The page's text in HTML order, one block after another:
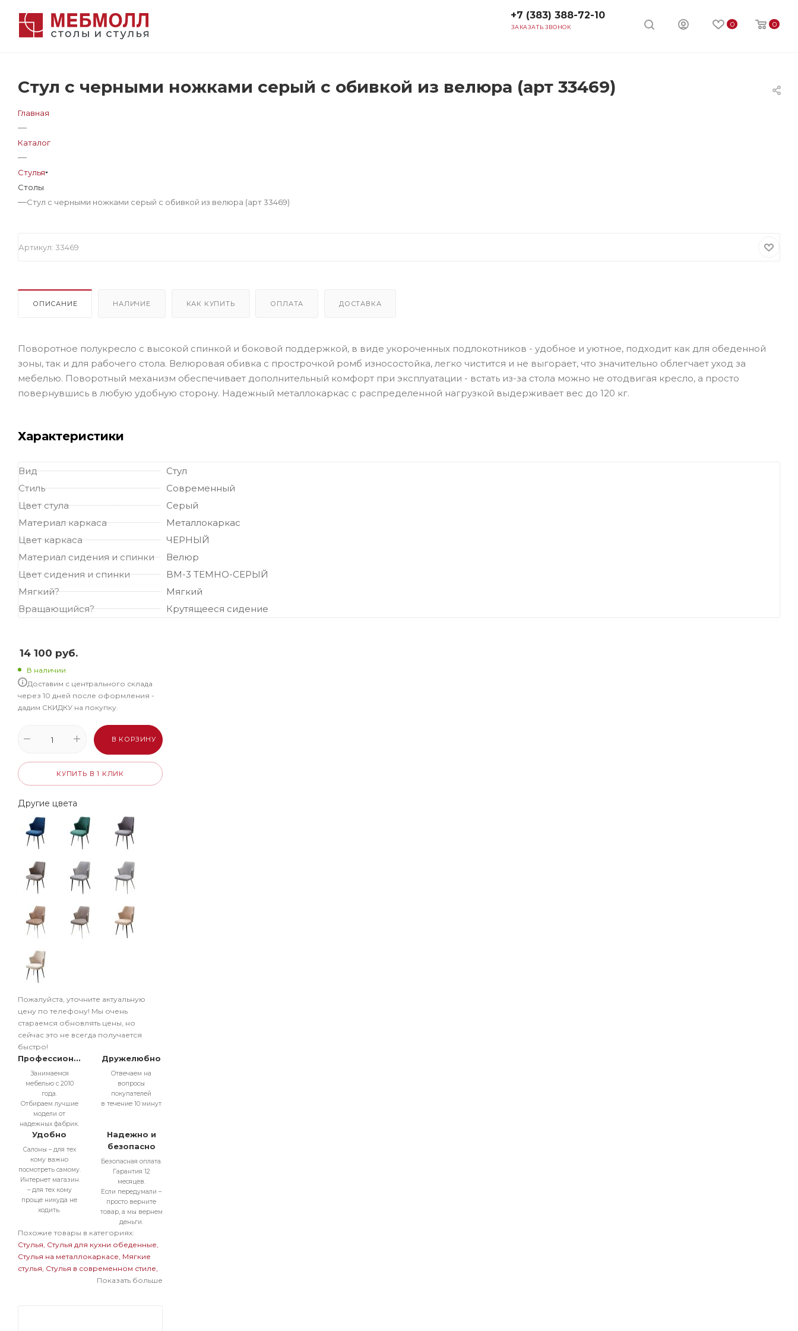
0 0
+7 (383) 388-72-10
ЗАКАЗАТЬ ЗВОНОК
Стул с черными ножками серый с обивкой из велюра (арт 33469)
Главная
—
Каталог
—
Стулья
Столы
—Стул с черными ножками серый с обивкой из велюра (арт 33469)
Артикул: 33469
ОПИСАНИЕ НАЛИЧИЕ КАК КУПИТЬ ОПЛАТА ДОСТАВКА
Поворотное полукресло с высокой спинкой и боковой поддержкой, в виде укороченных подлокотников - удобное и уютное, подходит как для обеденной
зоны, так и для рабочего стола. Велюровая обивка с прострочкой ромб износостойка, легко чистится и не выгорает, что значительно облегчает уход за
мебелью. Поворотный механизм обеспечивает дополнительный комфорт при эксплуатации - встать из-за стола можно не отодвигая кресло, а просто
повернувшись в любую удобную сторону. Надежный металлокаркас с распределенной нагрузкой выдерживает вес до 120 кг.
Характеристики
Вид
Стул
Стиль
Современный
Цвет стула
Серый
Материал каркаса
Металлокаркас
Цвет каркаса
ЧЕРНЫЙ
Материал сидения и спинки
Велюр
Цвет сидения и спинки
BM-3 ТЕМНО-СЕРЫЙ
Мягкий?
Мягкий
Вращающийся?
Крутящееся сидение
14 100 руб.
В наличии
Доставим с центрального склада
через 10 дней после оформления -
дадим СКИДКУ на покупку.
В КОРЗИНУ
КУПИТЬ В 1 КЛИК
Другие цвета
Пожалуйста, уточните актуальную
цену по телефону! Мы очень
стараемся обновлять цены, но
сейчас это не всегда получается
быстро!
Профессионально
Занимаемся
мебелью с 2010
года.
Отбираем лучшие
модели от
надежных фабрик.
Дружелюбно
Отвечаем на
вопросы
покупателей
в течение 10 минут
Удобно
Салоны – для тех
кому важно
посмотреть самому.
Интернет магазин
– для тех кому
проще никуда не
ходить.
Надежно и
безопасно
Безопасная оплата.
Гарантия 12
месяцев.
Если передумали –
просто верните
товар, а мы вернем
деньги.
Похожие товары в категориях:
Стулья Стулья для кухни обеденные
Стулья на металлокаркасе Мягкие
стулья Стулья в современном стиле
Стулья бархатные с обивкой из
Показать больше